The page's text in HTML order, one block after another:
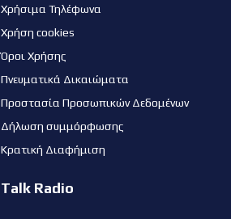
Χρήσιμα Τηλέφωνα
Χρήση cookies
Όροι Χρήσης
Πνευματικά Δικαιώματα
Προστασία Προσωπικών Δεδομένων
Δήλωση συμμόρφωσης
Κρατική Διαφήμιση
Talk Radio